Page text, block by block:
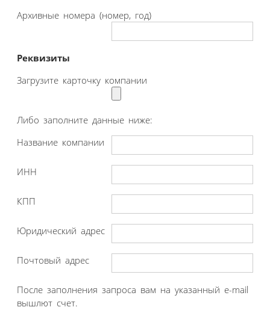
Архивные номера (номер, год)
Реквизиты
Загрузите карточку компании
Либо заполните данные ниже:
Название компании
ИНН
КПП
Юридический адрес
Почтовый адрес
После заполнения запроса вам на указанный e-mail
вышлют счет.